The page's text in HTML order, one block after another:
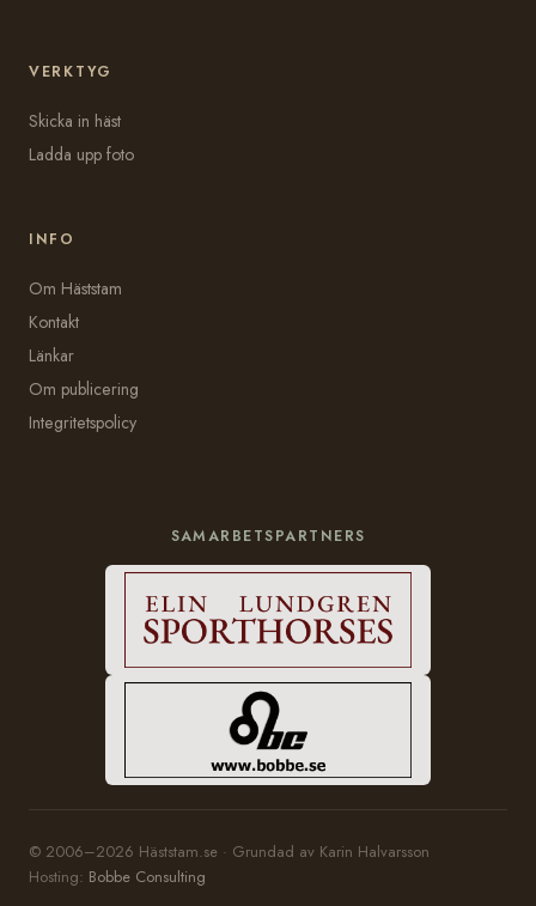
VERKTYG
Skicka in häst
Ladda upp foto
INFO
Om Häststam
Kontakt
Länkar
Om publicering
Integritetspolicy
SAMARBETSPARTNERS
© 2006–2026 Häststam.se · Grundad av Karin Halvarsson
Hosting: Bobbe Consulting